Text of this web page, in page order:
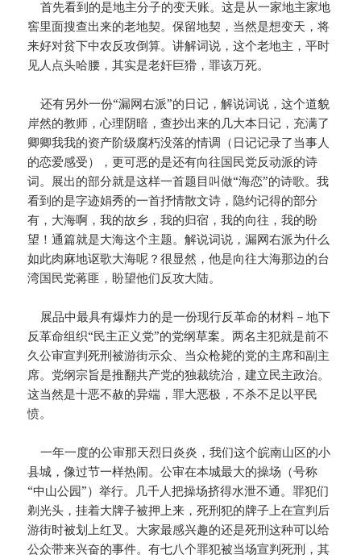
首先看到的是地主分子的变天账。这是从一家地主家地
窖里面搜查出来的老地契。保留地契，当然是想变天，将
来好对贫下中农反攻倒算。讲解词说，这个老地主，平时
见人点头哈腰，其实是老奸巨猾，罪该万死。
还有另外一份“漏网右派”的日记，解说词说，这个道貌
岸然的教师，心理阴暗，查抄出来的几大本日记，充满了
卿卿我我的资产阶级腐朽没落的情调（日记记录了当事人
的恋爱感受），更可恶的是还有向往国民党反动派的诗
词。展出的部分就是这样一首题目叫做“海恋”的诗歌。我
看到的是字迹娟秀的一首抒情散文诗，隐约记得的部分
有，大海啊，我的故乡，我的归宿，我的向往，我的盼
望！通篇就是大海这个主题。解说词说，漏网右派为什么
如此肉麻地讴歌大海呢？很显然，他是向往大海那边的台
湾国民党蒋匪，盼望他们反攻大陆。
展品中最具有爆炸力的是一份现行反革命的材料－地下
反革命组织“民主正义党”的党纲草案。两名主犯就是前不
久公审宣判死刑被游街示众、当众枪毙的党的主席和副主
席。党纲宗旨是推翻共产党的独裁统治，建立民主政治。
这当然是十恶不赦的异端，罪大恶极，不杀不足以平民
愤。
一年一度的公审那天烈日炎炎，我们这个皖南山区的小
县城，像过节一样热闹。公审在本城最大的操场（号称
“中山公园”）举行。几千人把操场挤得水泄不通。罪犯们
剃光头，挂着大牌子被押上来，死刑犯的牌子上在宣判后
游街时被划上红叉。大家最感兴趣的还是死刑这种可以给
公众带来兴奋的事件。有七八个罪犯被当场宣判死刑，其